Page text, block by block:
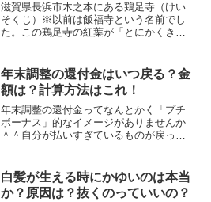
滋賀県長浜市木之本にある鶏足寺（けい
そくじ）※以前は飯福寺という名前でし
た。この鶏足寺の紅葉が「とにかくきれ
法◆鶏足寺周辺のランチ情報◆鶏足寺の
紅葉はツアーも便利につい...
年末調整の還付金はいつ戻る？金
額は？計算方法はこれ！
年末調整の還付金ってなんとかく「プチ
ボーナス」的なイメージがありませんか
＾＾自分が払いすぎているものが戻って
´∀｀*)ﾉ「いつ戻ってくるかなぁ♡」なん
て待ち遠しくな...
白髪が生える時にかゆいのは本当
か？原因は？抜くのっていいの？